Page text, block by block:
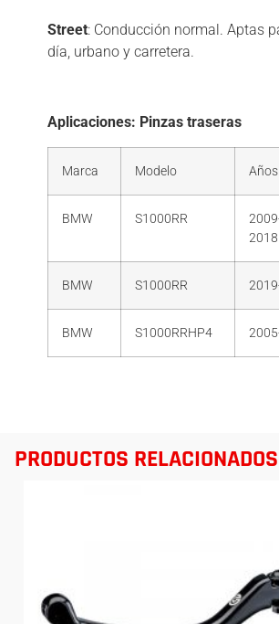
Street: Conducción normal. Aptas
día, urbano y carretera.
Aplicaciones: Pinzas traseras
Marca Modelo Años
BMW S1000RR
2018
BMW S1000RR
BMW S1000RRHP4
PRODUCTOS RELACIONADOS